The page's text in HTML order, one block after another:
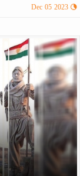
Dec 05 2023